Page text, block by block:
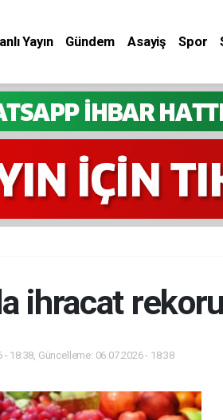
Yayın Gündem Asayiş Spor
ihracat rekoru
- 18:38, Güncelleme: 06.07.2026 - 18:38